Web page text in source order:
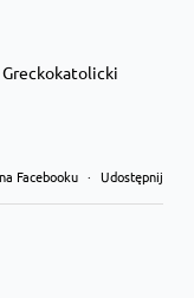
Greckokatolicki
Facebooku · Udostępnij